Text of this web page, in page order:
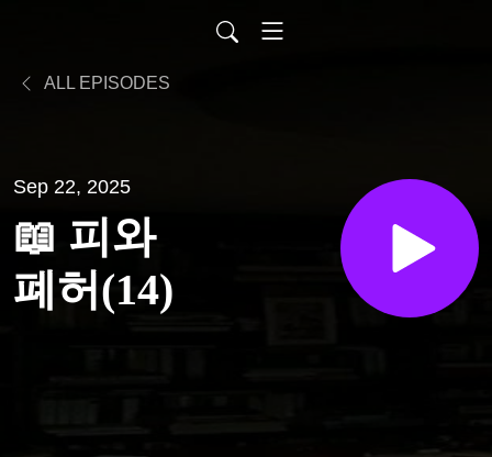
ALL EPISODES
Sep 22, 2025
📖 피와
폐허(14)